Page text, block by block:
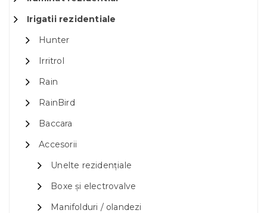
Irigatii rezidentiale
Hunter
Irritrol
Rain
RainBird
Baccara
Accesorii
Unelte rezidențiale
Boxe și electrovalve
Manifolduri / olandezi